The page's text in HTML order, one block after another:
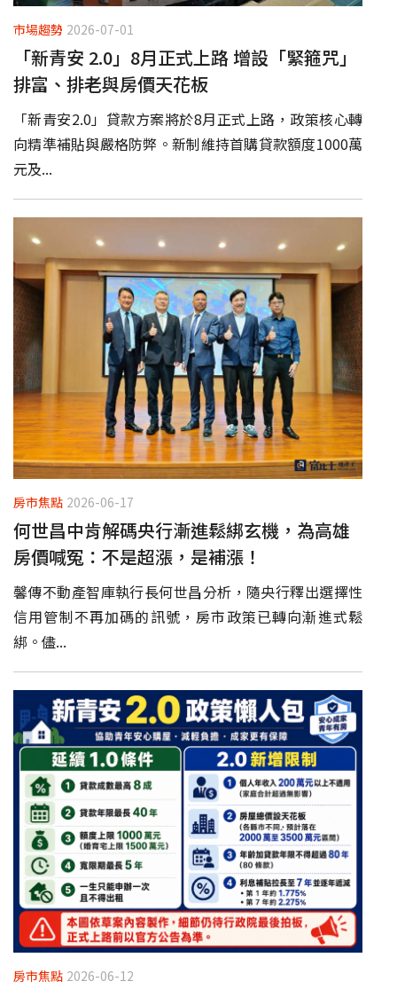
市場趨勢 2026-07-01
「新青安 2.0」8月正式上路 增設「緊箍咒」
排富、排老與房價天花板
「新青安2.0」貸款方案將於8月正式上路，政策核心轉
向精準補貼與嚴格防弊。新制維持首購貸款額度1000萬
元及...
房市焦點 2026-06-17
何世昌中肯解碼央行漸進鬆綁玄機，為高雄
房價喊冤：不是超漲，是補漲！
馨傳不動產智庫執行長何世昌分析，隨央行釋出選擇性
信用管制不再加碼的訊號，房市政策已轉向漸進式鬆
綁。儘...
房市焦點 2026-06-12